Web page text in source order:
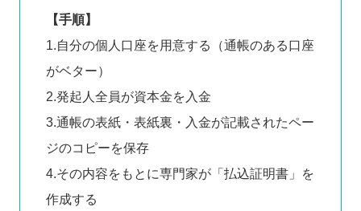
【手順】
1.自分の個人口座を用意する（通帳のある口座
がベター）
2.発起人全員が資本金を入金
3.通帳の表紙・表紙裏・入金が記載されたペー
ジのコピーを保存
4.その内容をもとに専門家が「払込証明書」を
作成する